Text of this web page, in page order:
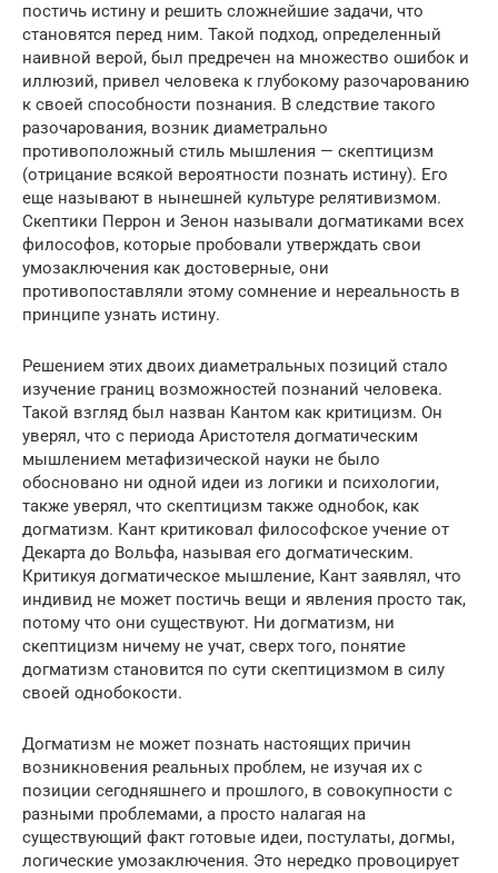
постичь истину и решить сложнейшие задачи, что
становятся перед ним. Такой подход, определенный
наивной верой, был предречен на множество ошибок и
иллюзий, привел человека к глубокому разочарованию
к своей способности познания. В следствие такого
разочарования, возник диаметрально
противоположный стиль мышления — скептицизм
(отрицание всякой вероятности познать истину). Его
еще называют в нынешней культуре релятивизмом.
Скептики Перрон и Зенон называли догматиками всех
философов, которые пробовали утверждать свои
умозаключения как достоверные, они
противопоставляли этому сомнение и нереальность в
принципе узнать истину.
Решением этих двоих диаметральных позиций стало
изучение границ возможностей познаний человека.
Такой взгляд был назван Кантом как критицизм. Он
уверял, что с периода Аристотеля догматическим
мышлением метафизической науки не было
обосновано ни одной идеи из логики и психологии,
также уверял, что скептицизм также однобок, как
догматизм. Кант критиковал философское учение от
Декарта до Вольфа, называя его догматическим.
Критикуя догматическое мышление, Кант заявлял, что
индивид не может постичь вещи и явления просто так,
потому что они существуют. Ни догматизм, ни
скептицизм ничему не учат, сверх того, понятие
догматизм становится по сути скептицизмом в силу
своей однобокости.
Догматизм не может познать настоящих причин
возникновения реальных проблем, не изучая их с
позиции сегодняшнего и прошлого, в совокупности с
разными проблемами, а просто налагая на
существующий факт готовые идеи, постулаты, догмы,
логические умозаключения. Это нередко провоцирует